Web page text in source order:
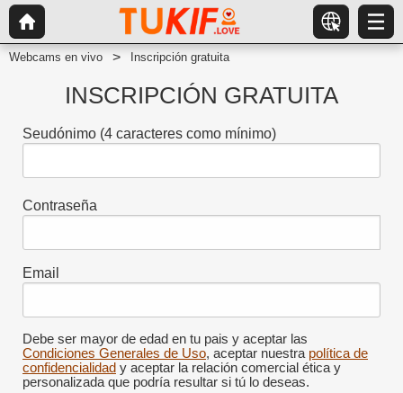
Webcams en vivo Inscripción gratuita
INSCRIPCIÓN GRATUITA
Seudónimo (4 caracteres como mínimo)
Contraseña
Email
Debe ser mayor de edad en tu pais y aceptar las
Condiciones Generales de Uso, aceptar nuestra política de
confidencialidad y aceptar la relación comercial ética y
personalizada que podría resultar si tú lo deseas.